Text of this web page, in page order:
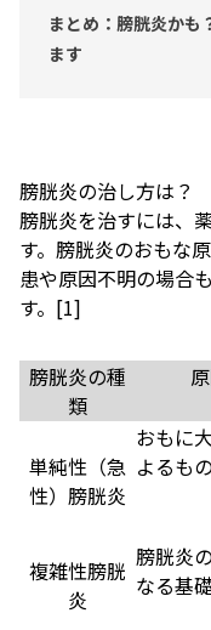
まとめ：膀胱炎かも
ます
膀胱炎の治し方は？
膀胱炎を治すには、
す。膀胱炎のおもな
患や原因不明の場合
す。 [1]
膀胱炎の種
類
単純性（急
性）膀胱炎
おもに
よるもの
複雑性膀胱
炎
膀胱炎
なる基